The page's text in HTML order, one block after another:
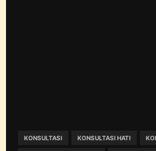
KONSULTASI KONSULTASI HATI